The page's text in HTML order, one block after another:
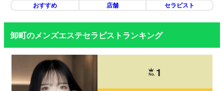
おすすめ 店舗 セラピスト
卸町のメンズエステセラピストランキング
1